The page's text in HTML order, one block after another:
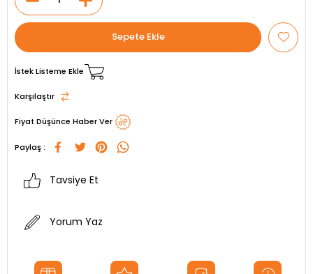
İstek Listeme Ekle
Karşılaştır
Fiyat Düşünce Haber Ver
Paylaş :
Tavsiye Et
Yorum Yaz